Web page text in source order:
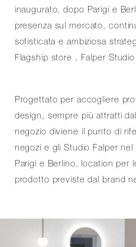
inaugurato, dopo Parigi e
presenza sul mercato,
sofisticata e ambiziosa
Flagship store , Falper
Progettato per accogliere
design, sempre più attratti
negozio diviene il punto di
negozi e gli Studio Falper
Parigi e Berlino, location per
prodotto previste dal brand